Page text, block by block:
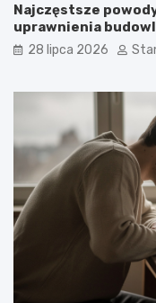
Najczęstsze
uprawnienia
28 lipca 2026